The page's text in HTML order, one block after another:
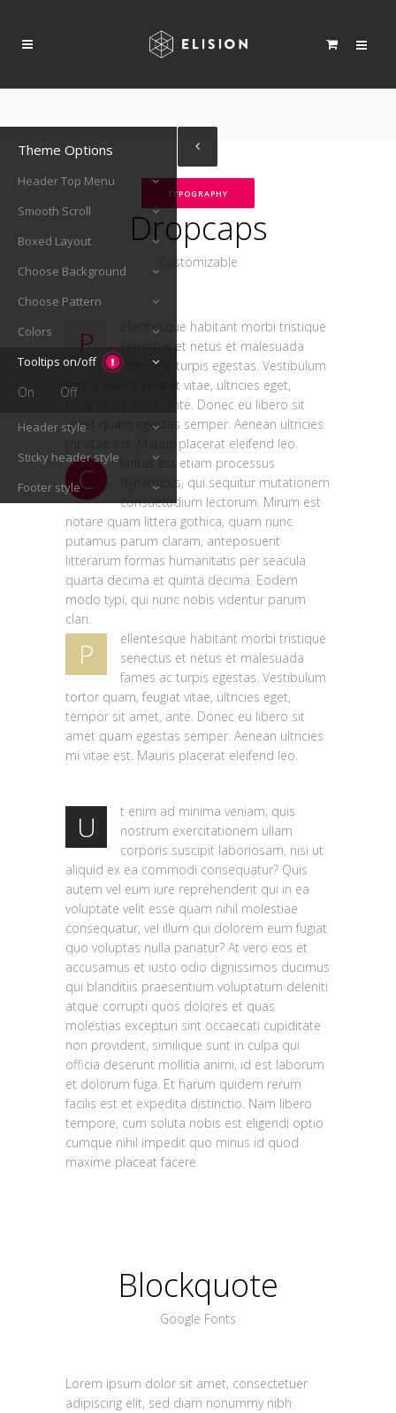
TYPOGRAPHY
Dropcaps
Customizable
P
ellentesque habitant morbi tristique
senectus et netus et malesuada
fames ac turpis egestas. Vestibulum
tortor quam, feugiat vitae, ultricies eget,
tempor sit amet, ante. Donec eu libero sit
amet quam egestas semper. Aenean ultricies
mi vitae est. Mauris placerat eleifend leo.
C
laritas est etiam processus
dynamicus, qui sequitur mutationem
consuetudium lectorum. Mirum est
notare quam littera gothica, quam nunc
putamus parum claram, anteposuerit
litterarum formas humanitatis per seacula
quarta decima et quinta decima. Eodem
modo typi, qui nunc nobis videntur parum
clari.
P
ellentesque habitant morbi tristique
senectus et netus et malesuada
fames ac turpis egestas. Vestibulum
tortor quam, feugiat vitae, ultricies eget,
tempor sit amet, ante. Donec eu libero sit
amet quam egestas semper. Aenean ultricies
mi vitae est. Mauris placerat eleifend leo.
U
t enim ad minima veniam, quis
nostrum exercitationem ullam
corporis suscipit laboriosam, nisi ut
aliquid ex ea commodi consequatur? Quis
autem vel eum iure reprehenderit qui in ea
voluptate velit esse quam nihil molestiae
consequatur, vel illum qui dolorem eum fugiat
quo voluptas nulla pariatur? At vero eos et
accusamus et iusto odio dignissimos ducimus
qui blanditiis praesentium voluptatum deleniti
atque corrupti quos dolores et quas
molestias excepturi sint occaecati cupiditate
non provident, similique sunt in culpa qui
officia deserunt mollitia animi, id est laborum
et dolorum fuga. Et harum quidem rerum
facilis est et expedita distinctio. Nam libero
tempore, cum soluta nobis est eligendi optio
cumque nihil impedit quo minus id quod
maxime placeat facere
Blockquote
Google Fonts
Lorem ipsum dolor sit amet, consectetuer
adipiscing elit, sed diam nonummy nibh
Theme Options
Header Top Menu
Smooth Scroll
Boxed Layout
Choose Background
Choose Pattern
Colors
Tooltips on/off
On Off
Header style
Sticky header style
Footer style